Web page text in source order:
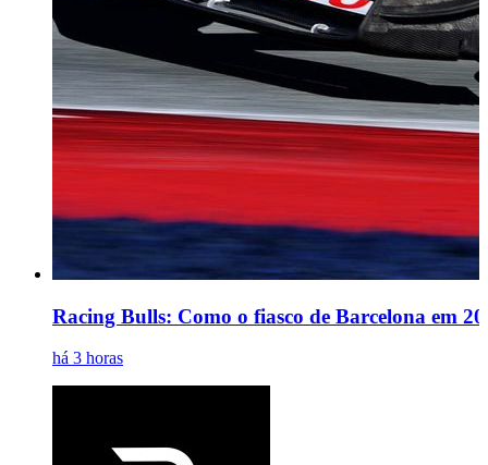
Racing Bulls: Como o fiasco de Barcelona em
há 3 horas